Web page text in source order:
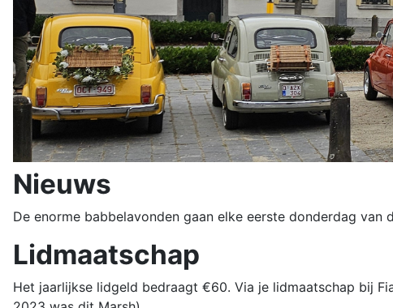
Nieuws
De enorme babbelavonden gaan elke eerste donderdag
Lidmaatschap
Het jaarlijkse lidgeld bedraagt ​​€60. Via je lidmaatschap bij